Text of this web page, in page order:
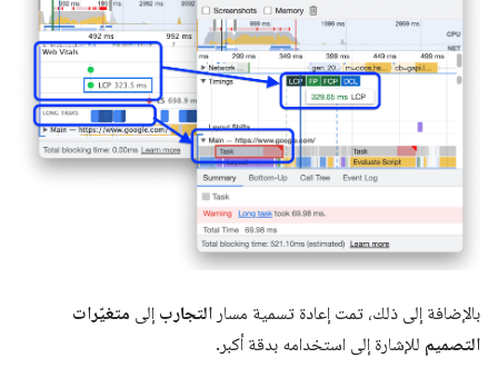
بالإضافة إلى ذلك، تمت إعادة تسمية مسار التجارب إلى متغيّرات
التصميم للإشارة إلى استخدامه بدقة أكبر.